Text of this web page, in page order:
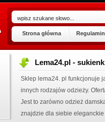
Strona główna
Lema24.pl -
Sklep lema24. pl funkcjonuje
innych rodzajów odzieży.
Jest to zarówno odzież
znajdzie dla siebie